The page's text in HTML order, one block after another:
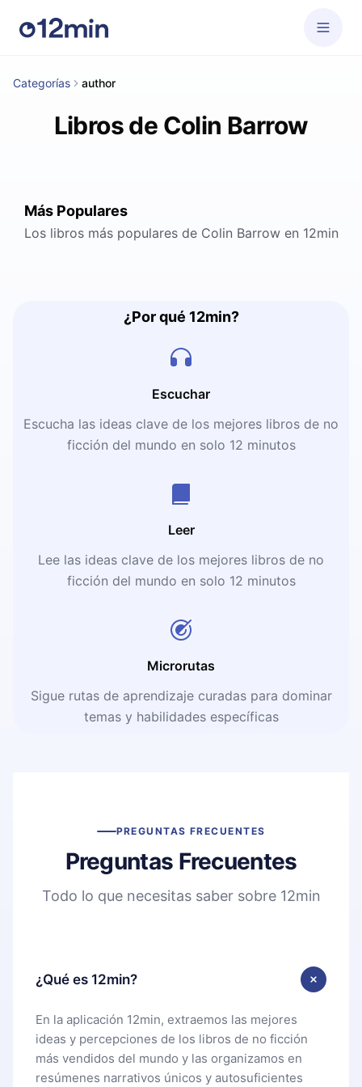
Categorías author
Libros de Colin Barrow
Más Populares
Los libros más populares de Colin Barrow en 12min
¿Por qué 12min?
Escuchar
Escucha las ideas clave de los mejores libros de no
ficción del mundo en solo 12 minutos
Leer
Lee las ideas clave de los mejores libros de no
ficción del mundo en solo 12 minutos
Microrutas
Sigue rutas de aprendizaje curadas para dominar
temas y habilidades específicas
PREGUNTAS FRECUENTES
Preguntas Frecuentes
Todo lo que necesitas saber sobre 12min
¿Qué es 12min?
En la aplicación 12min, extraemos las mejores
ideas y percepciones de los libros de no ficción
más vendidos del mundo y las organizamos en
resúmenes narrativos únicos y autosuficientes